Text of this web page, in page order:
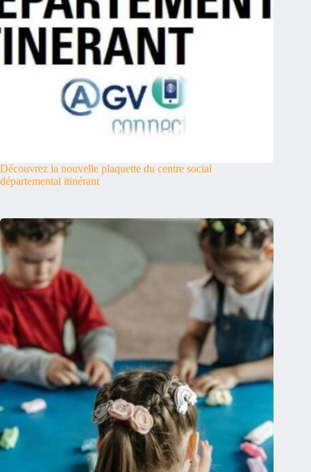
Découvrez la nouvelle plaquette du centre social
départemental itinérant